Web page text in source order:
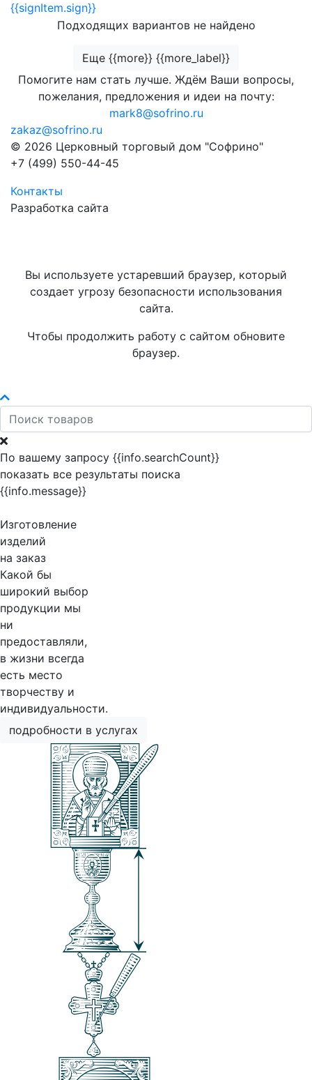
{{signItem.sign}}
Подходящих вариантов не найдено
Еще {{more}} {{more_label}}
Помогите нам стать лучше. Ждём Ваши вопросы,
пожелания, предложения и идеи на почту:
mark8@sofrino.ru
zakaz@sofrino.ru
© 2026 Церковный торговый дом "Софрино"
+7 (499) 550-44-45
Контакты
Разработка сайта
Вы используете устаревший браузер, который
создает угрозу безопасности использования
сайта.
Чтобы продолжить работу с сайтом обновите
браузер.
По вашему запросу {{info.searchCount}}
показать все результаты поиска
{{info.message}}
Изготовление
изделий
на заказ
Какой бы
широкий выбор
продукции мы
ни
предоставляли,
в жизни всегда
есть место
творчеству и
индивидуальности.
подробности в услугах